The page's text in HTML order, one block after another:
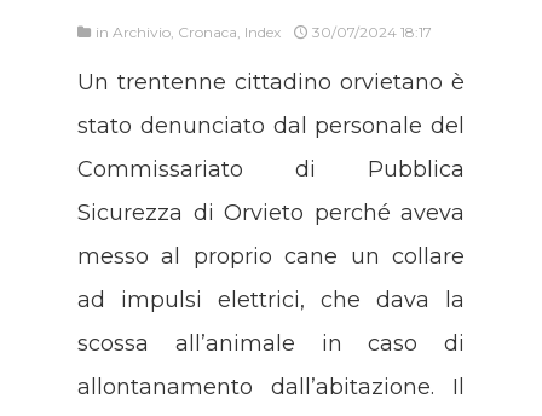
in Archivio, Cronaca, Index 30/07/2024 18:17
Un trentenne cittadino orvietano è
stato denunciato dal personale del
Commissariato di Pubblica
Sicurezza di Orvieto perché aveva
messo al proprio cane un collare
ad impulsi elettrici, che dava la
scossa all’animale in caso di
allontanamento dall’abitazione. Il